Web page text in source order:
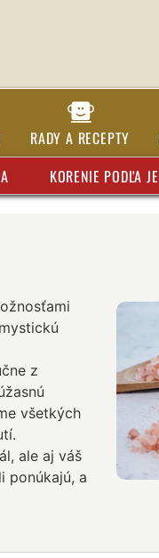
RADY A RECEPTY
KORENIE PODĽA
z
všetkých
ale aj váš
ponúkajú, a